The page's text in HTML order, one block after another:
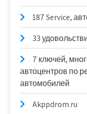
187 Service,
33
7 ключей,
автоцентров по
автомобилей
Akppdrom.ru